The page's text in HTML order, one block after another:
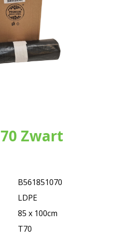
Zwart
B561851070
LDPE
85 x 100cm
T70